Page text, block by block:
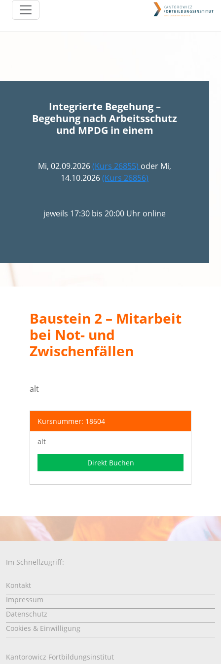
Integrierte Begehung –
Begehung nach Arbeitsschutz
und MPDG in einem
Mi, 02.09.2026(Kurs 26855) oder Mi,
14.10.2026(Kurs 26856)
jeweils 17:30 bis 20:00 Uhr online
Baustein 2 – Mitarbeit
bei Not- und
Zwischenfällen
alt
Kursnummer: 18604
alt
Direkt Buchen
Im Schnellzugriff:
Kontakt
Impressum
Datenschutz
Cookies & Einwilligung
Kantorowicz Fortbildungsinstitut